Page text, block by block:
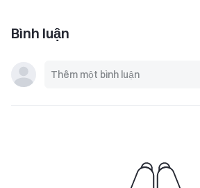
Bình luận